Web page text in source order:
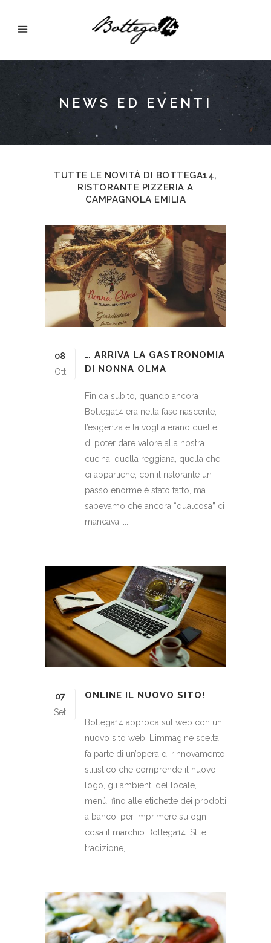
NEWS ED EVENTI
TUTTE LE NOVITÀ DI BOTTEGA14,
RISTORANTE PIZZERIA A
CAMPAGNOLA EMILIA
08
Ott
… ARRIVA LA GASTRONOMIA
DI NONNA OLMA
Fin da subito, quando ancora
Bottega14 era nella fase nascente,
l’esigenza e la voglia erano quelle
di poter dare valore alla nostra
cucina, quella reggiana, quella che
ci appartiene; con il ristorante un
passo enorme è stato fatto, ma
sapevamo che ancora “qualcosa” ci
mancava;......
07
Set
ONLINE IL NUOVO SITO!
Bottega14 approda sul web con un
nuovo sito web! L’immagine scelta
fa parte di un’opera di rinnovamento
stilistico che comprende il nuovo
logo, gli ambienti del locale, i
menù, fino alle etichette dei prodotti
a banco, per imprimere su ogni
cosa il marchio Bottega14. Stile,
tradizione,......